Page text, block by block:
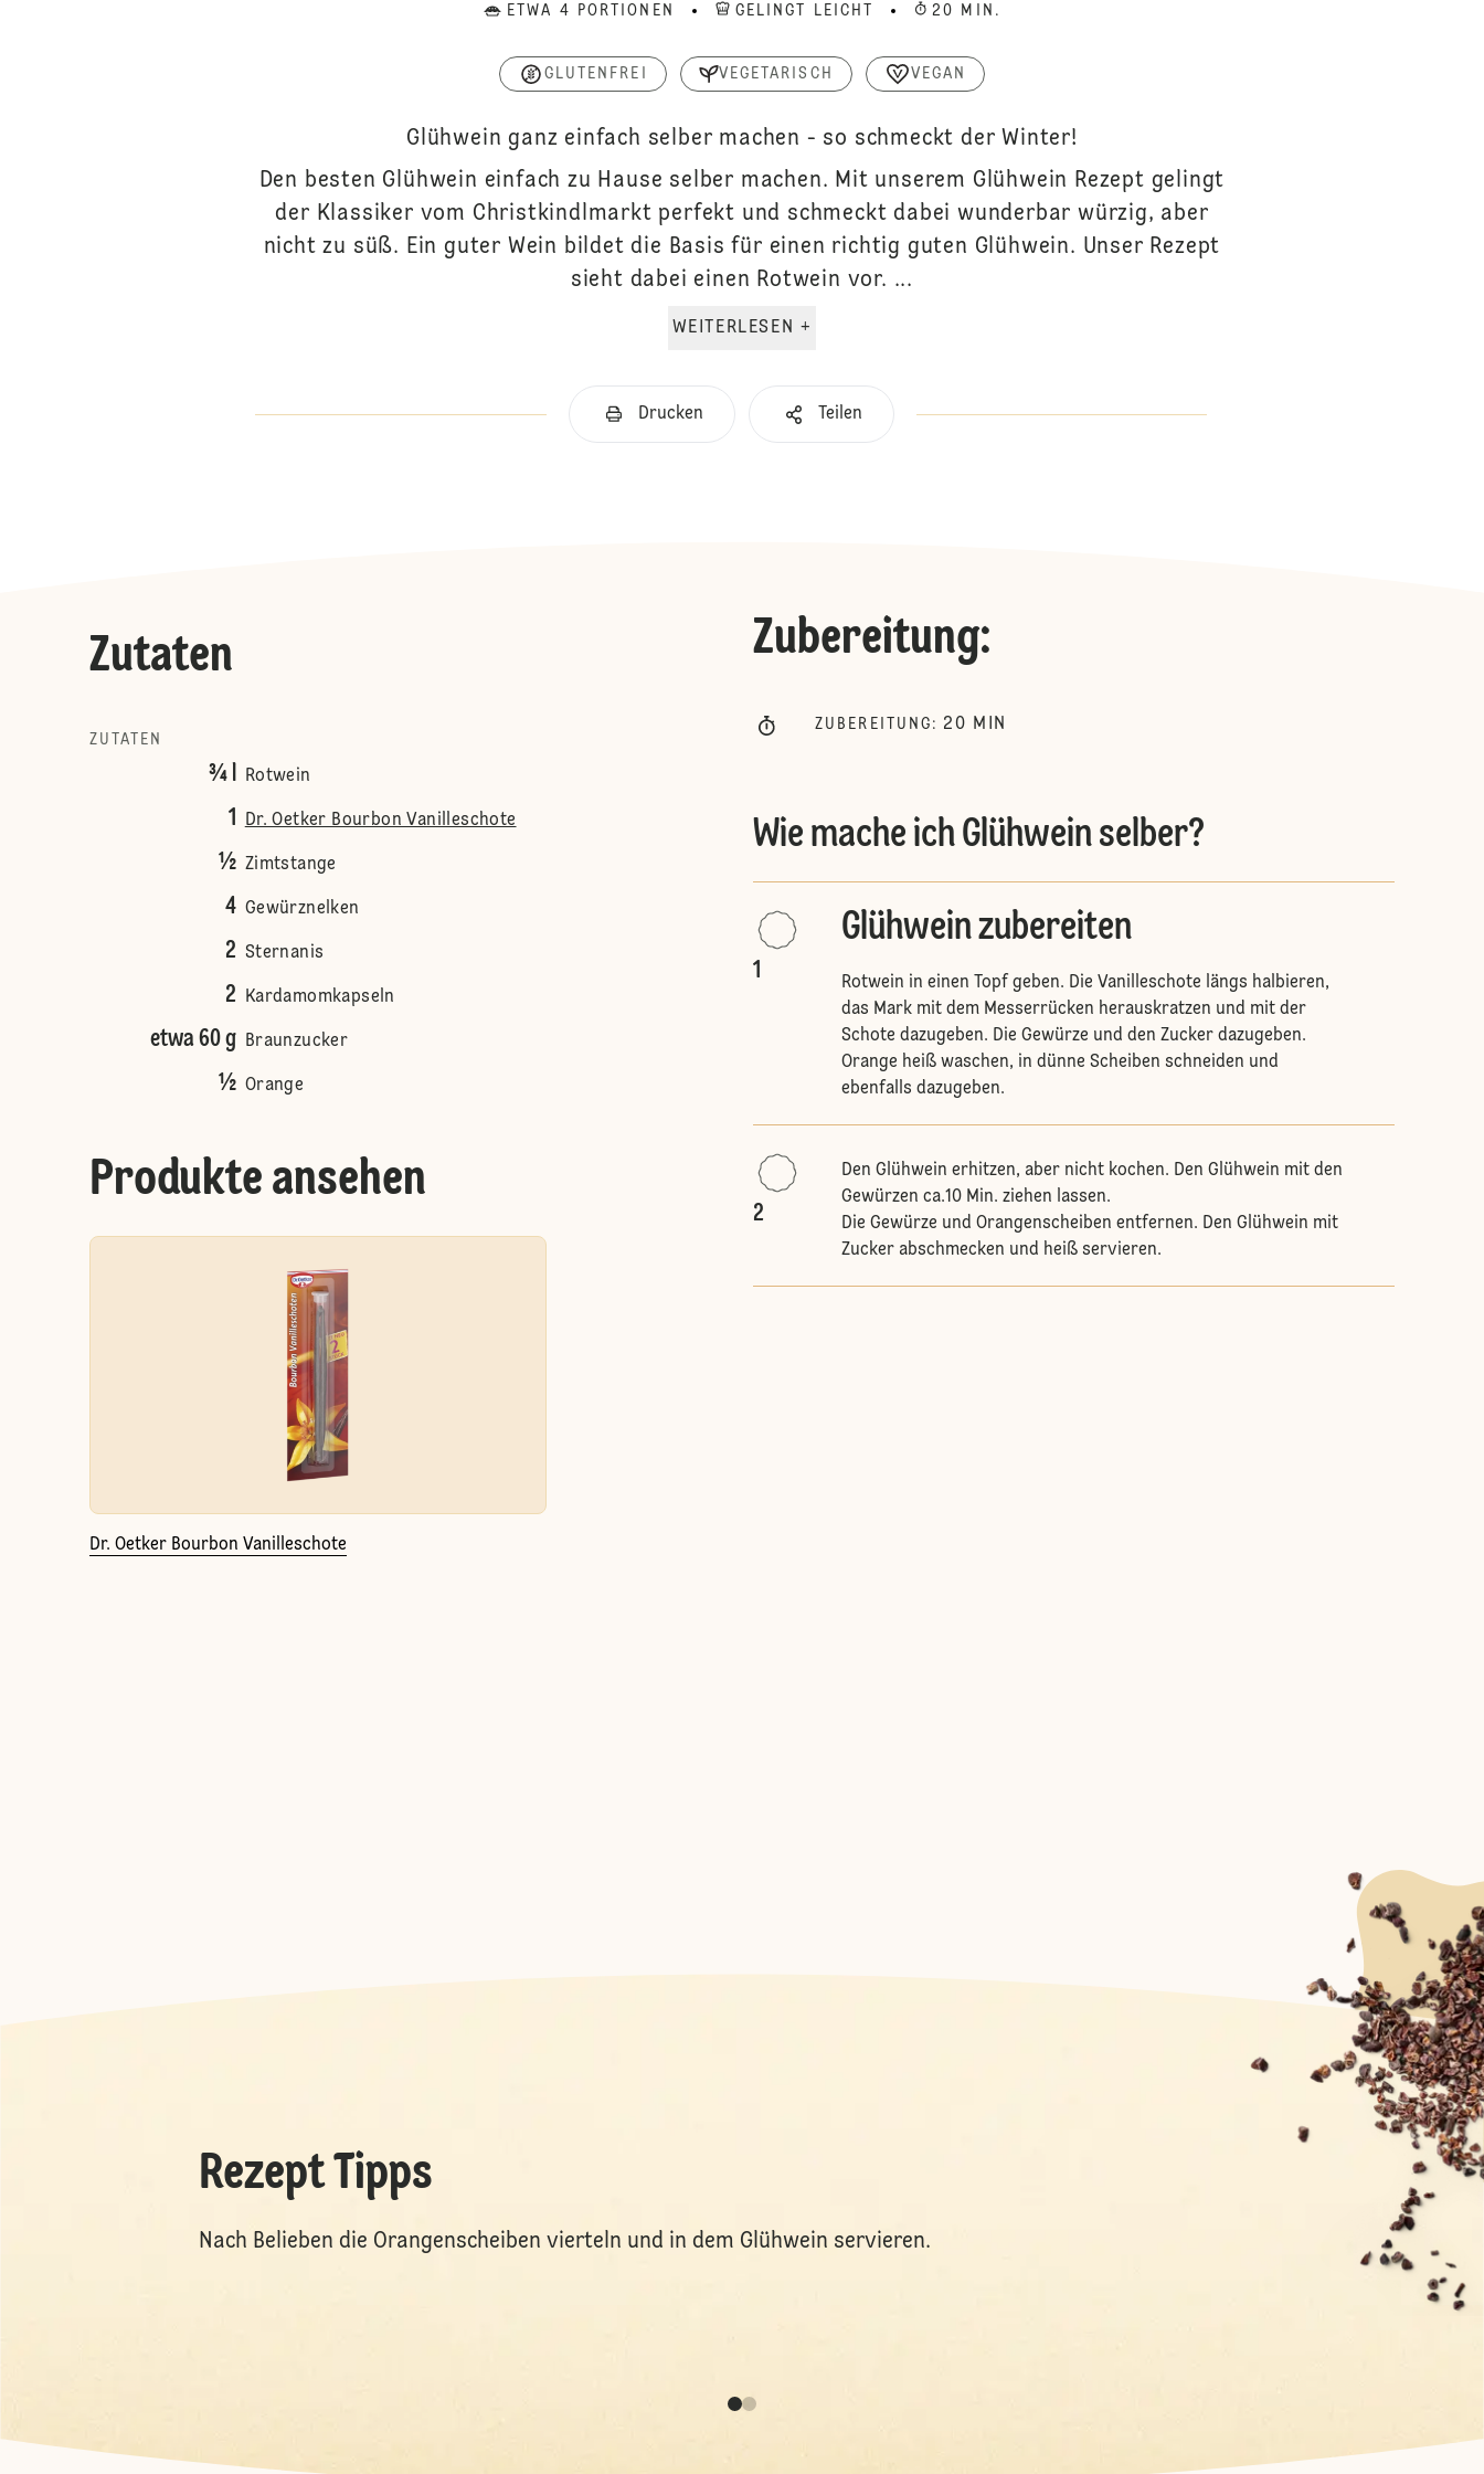
ETWA 4 PORTIONEN GELINGT LEICHT 20 MIN.
GLUTENFREI VEGETARISCH VEGAN
Glühwein ganz einfach selber machen - so schmeckt der Winter!
Den besten Glühwein einfach zu Hause selber machen. Mit unserem Glühwein Rezept gelingt
der Klassiker vom Christkindlmarkt perfekt und schmeckt dabei wunderbar würzig, aber
nicht zu süß. Ein guter Wein bildet die Basis für einen richtig guten Glühwein. Unser Rezept
sieht dabei einen Rotwein vor. ...
WEITERLESEN +
Drucken Teilen
Zutaten
ZUTATEN
¾ l Rotwein
1 Dr. Oetker Bourbon Vanilleschote
½ Zimtstange
4 Gewürznelken
2 Sternanis
2 Kardamomkapseln
etwa 60 g Braunzucker
½ Orange
Produkte ansehen
Dr. Oetker Bourbon Vanilleschote
Zubereitung:
ZUBEREITUNG : 20 MIN
Wie mache ich Glühwein selber?
1
Glühwein zubereiten
Rotwein in einen Topf geben. Die Vanilleschote längs halbieren,
das Mark mit dem Messerrücken herauskratzen und mit der
Schote dazugeben. Die Gewürze und den Zucker dazugeben.
Orange heiß waschen, in dünne Scheiben schneiden und
ebenfalls dazugeben.
2
Den Glühwein erhitzen, aber nicht kochen. Den Glühwein mit den
Gewürzen ca.10 Min. ziehen lassen.
Die Gewürze und Orangenscheiben entfernen. Den Glühwein mit
Zucker abschmecken und heiß servieren.
Rezept Tipps
Nach Belieben die Orangenscheiben vierteln und in dem Glühwein servieren.